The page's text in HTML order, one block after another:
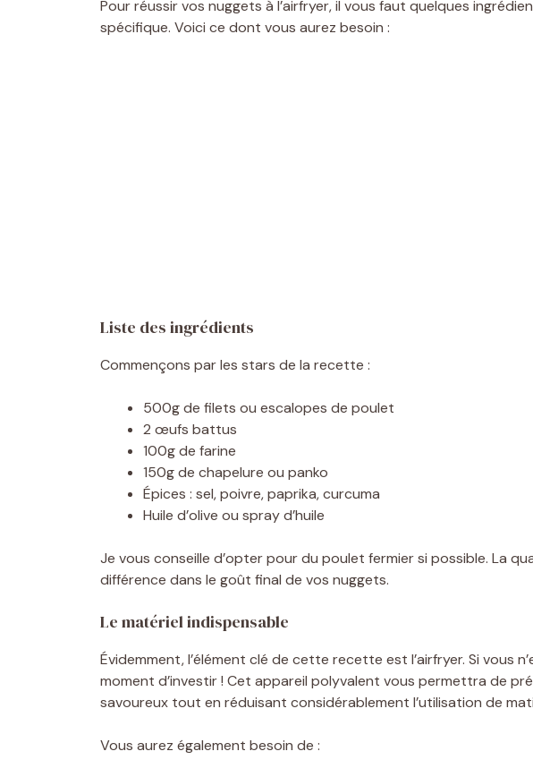
Pour réussir vos nuggets à l’airfryer, il vous faut quelques
spécifique. Voici ce dont vous aurez besoin :
Liste des ingrédients
Commençons par les stars de la recette :
500g de filets ou escalopes de poulet
2 œufs battus
100g de farine
150g de chapelure ou panko
Épices : sel, poivre, paprika, curcuma
Huile d’olive ou spray d’huile
Je vous conseille d’opter pour du poulet fermier si possible. La
différence dans le goût final de vos nuggets.
Le matériel indispensable
Évidemment, l’élément clé de cette recette est l’airfryer. Si vous
moment d’investir ! Cet appareil polyvalent vous permettra de
savoureux tout en réduisant considérablement l’utilisation de
Vous aurez également besoin de :